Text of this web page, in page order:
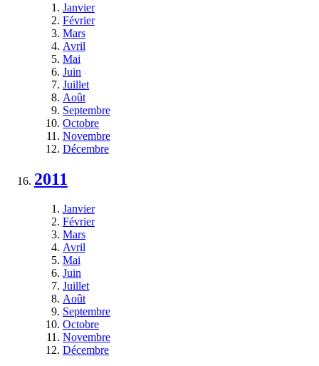
Janvier
Février
Mars
Avril
Mai
Juin
Juillet
Août
Septembre
Octobre
Novembre
Décembre
2011
Janvier
Février
Mars
Avril
Mai
Juin
Juillet
Août
Septembre
Octobre
Novembre
Décembre